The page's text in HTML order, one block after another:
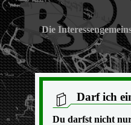
Die
Darf ich
Du darfst nicht